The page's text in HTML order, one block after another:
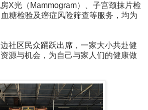
X光（ Mammogram）、子宫颈抹片检
糖检验及癌症风险筛查等服务，均为
社区民众踊跃出席，一家大小共赴健
源与机会，为自己与家人们的健康做